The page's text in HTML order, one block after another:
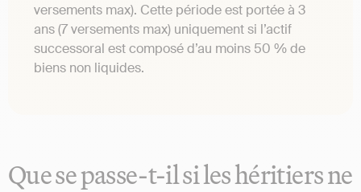
versements max). Cette période est portée à 3
ans (7 versements max) uniquement si l’actif
successoral est composé d’au moins 50 % de
biens non liquides.
Que se passe-t-il si les héritiers ne